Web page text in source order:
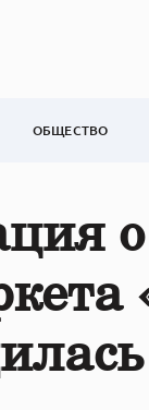
ОБЩЕСТВО